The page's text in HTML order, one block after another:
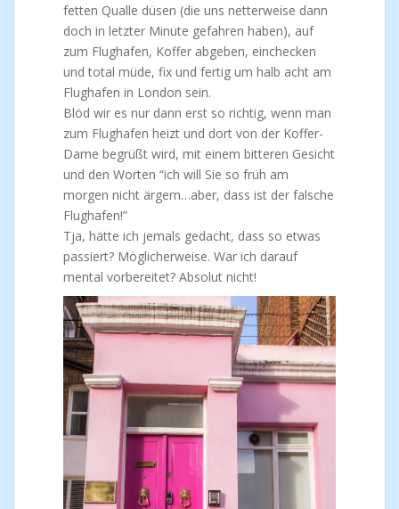
fetten Qualle düsen (die uns netterweise dann
doch in letzter Minute gefahren haben), auf
zum Flughafen, Koffer abgeben, einchecken
und total müde, fix und fertig um halb acht am
Flughafen in London sein.
Blöd wir es nur dann erst so richtig, wenn man
zum Flughafen heizt und dort von der Koffer-
Dame begrüßt wird, mit einem bitteren Gesicht
und den Worten “ich will Sie so früh am
morgen nicht ärgern…aber, dass ist der falsche
Flughafen!”
Tja, hätte ich jemals gedacht, dass so etwas
passiert? Möglicherweise. War ich darauf
mental vorbereitet? Absolut nicht!